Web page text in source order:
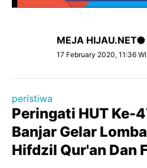
MEJA HIJAU.NET
17 February 2020, 11:36
peristiwa
Peringati HUT Ke-
Banjar Gelar
Hifdzil Qur'an Dan